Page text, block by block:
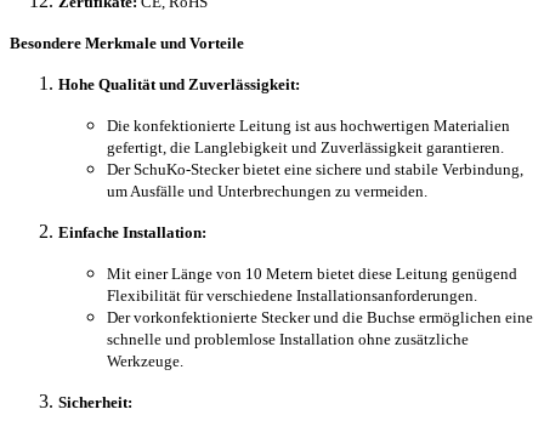
Besondere Merkmale und Vorteile
Hohe Qualität und Zuverlässigkeit:
Die konfektionierte Leitung ist aus hochwertigen Materialien
gefertigt, die Langlebigkeit und Zuverlässigkeit garantieren.
Der SchuKo-Stecker bietet eine sichere und stabile Verbindung,
um Ausfälle und Unterbrechungen zu vermeiden.
Einfache Installation:
Mit einer Länge von 10 Metern bietet diese Leitung genügend
Flexibilität für verschiedene Installationsanforderungen.
Der vorkonfektionierte Stecker und die Buchse ermöglichen eine
schnelle und problemlose Installation ohne zusätzliche
Werkzeuge.
Sicherheit: